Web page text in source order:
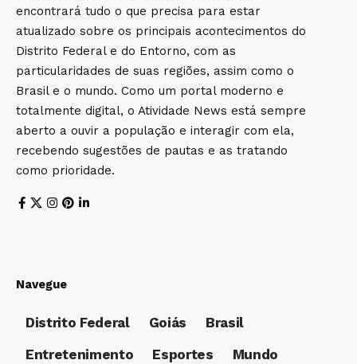
encontrará tudo o que precisa para estar
atualizado sobre os principais acontecimentos do
Distrito Federal e do Entorno, com as
particularidades de suas regiões, assim como o
Brasil e o mundo. Como um portal moderno e
totalmente digital, o Atividade News está sempre
aberto a ouvir a população e interagir com ela,
recebendo sugestões de pautas e as tratando
como prioridade.
Navegue
Distrito Federal Goiás
Brasil
Entretenimento
Esportes Mundo